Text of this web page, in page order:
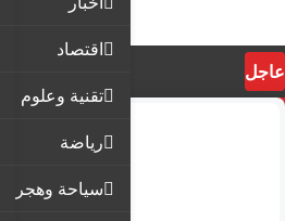
اقتصاد
تقنية وعلوم
رياضة
سياحة وهجرة
عاجل